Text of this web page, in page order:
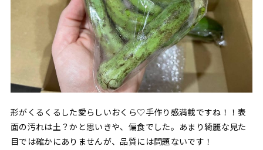
形がくるくるした愛らしいおくら♡手作り感満載ですね！！表
面の汚れは土？かと思いきや、偏食でした。あまり綺麗な見た
目では確かにありませんが、品質には問題ないです！